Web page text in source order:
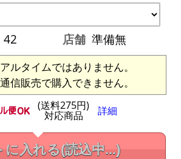
42 店舗 準備無
ルタイムではありません。
信販売で購入できません。
(送料275円)
対応商品 詳細
に入れる(読込中...)